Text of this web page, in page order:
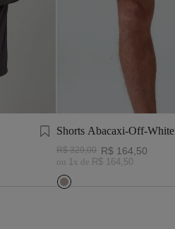
Shorts Abacaxi-Off-White
R$ 329,00 R$ 164 50
ou 1x de R$ 164, 50